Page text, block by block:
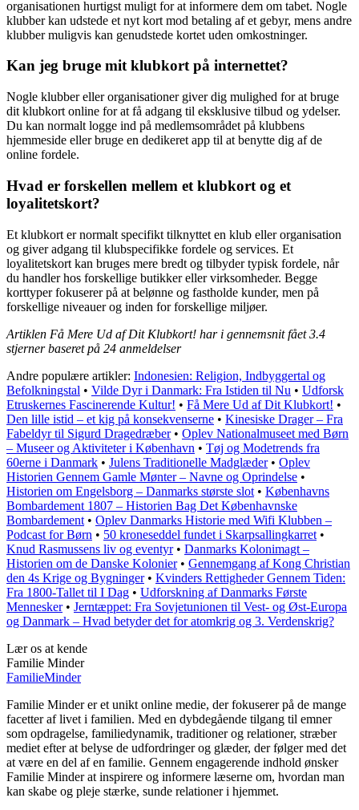
organisationen hurtigst muligt for at informere dem om tabet. Nogle
klubber kan udstede et nyt kort mod betaling af et gebyr, mens andre
klubber muligvis kan genudstede kortet uden omkostninger.
Kan jeg bruge mit klubkort på internettet?
Nogle klubber eller organisationer giver dig mulighed for at bruge
dit klubkort online for at få adgang til eksklusive tilbud og ydelser.
Du kan normalt logge ind på medlemsområdet på klubbens
hjemmeside eller bruge en dedikeret app til at benytte dig af de
online fordele.
Hvad er forskellen mellem et klubkort og et
loyalitetskort?
Et klubkort er normalt specifikt tilknyttet en klub eller organisation
og giver adgang til klubspecifikke fordele og services. Et
loyalitetskort kan bruges mere bredt og tilbyder typisk fordele, når
du handler hos forskellige butikker eller virksomheder. Begge
korttyper fokuserer på at belønne og fastholde kunder, men på
forskellige niveauer og inden for forskellige miljøer.
Artiklen Få Mere Ud af Dit Klubkort! har i gennemsnit fået3.4
stjerner baseret på 24 anmeldelser
Andre populære artikler: Indonesien: Religion, Indbyggertal og
Befolkningstal • Vilde Dyr i Danmark: Fra Istiden til Nu • Udforsk
Etruskernes Fascinerende Kultur! • Få Mere Ud af Dit Klubkort! •
Den lille istid – et kig på konsekvenserne • Kinesiske Drager – Fra
Fabeldyr til Sigurd Dragedræber• Oplev Nationalmuseet med Børn
– Museer og Aktiviteter i København • Tøj og Modetrends fra
60erne i Danmark • Julens Traditionelle Madglæder• Oplev
Historien Gennem Gamle Mønter – Navne og Oprindelse •
Historien om Engelsborg – Danmarks største slot • Københavns
Bombardement 1807 – Historien Bag Det Københavnske
Bombardement • Oplev Danmarks Historie med Wifi Klubben –
Podcast for Børn • 50 kroneseddel fundet i Skarpsallingkarret •
Knud Rasmussens liv og eventyr• Danmarks Kolonimagt –
Historien om de Danske Kolonier• Gennemgang af Kong Christian
den 4s Krige og Bygninger• Kvinders Rettigheder Gennem Tiden:
Fra 1800-Tallet til I Dag • Udforskning af Danmarks Første
Mennesker• Jerntæppet: Fra Sovjetunionen til Vest- og Øst-Europa
og Danmark – Hvad betyder det for atomkrig og 3. Verdenskrig?
Lær os at kende
Familie Minder
FamilieMinder
Familie Minder er et unikt online medie, der fokuserer på de mange
facetter af livet i familien. Med en dybdegående tilgang til emner
som opdragelse, familiedynamik, traditioner og relationer, stræber
mediet efter at belyse de udfordringer og glæder, der følger med det
at være en del af en familie. Gennem engagerende indhold ønsker
Familie Minder at inspirere og informere læserne om, hvordan man
kan skabe og pleje stærke, sunde relationer i hjemmet.